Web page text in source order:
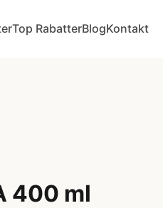
Top RabatterBlogKontakt
400 ml